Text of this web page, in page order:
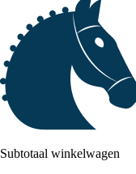
Subtotaal winkelwagen